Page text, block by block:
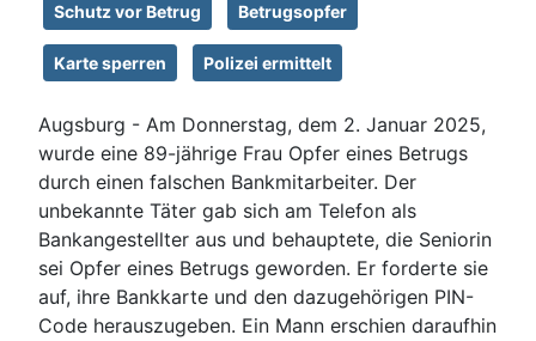
Schutz vor Betrug Betrugsopfer
Karte sperren Polizei ermittelt
Augsburg - Am Donnerstag, dem 2. Januar 2025,
wurde eine 89-jährige Frau Opfer eines Betrugs
durch einen falschen Bankmitarbeiter. Der
unbekannte Täter gab sich am Telefon als
Bankangestellter aus und behauptete, die Seniorin
sei Opfer eines Betrugs geworden. Er forderte sie
auf, ihre Bankkarte und den dazugehörigen PIN-
Code herauszugeben. Ein Mann erschien daraufhin